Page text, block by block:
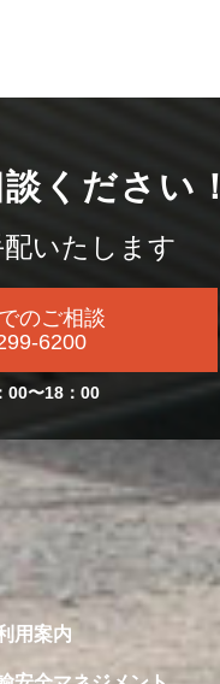
ください！
いたします
のご相談
6200
00〜18：00
用案内